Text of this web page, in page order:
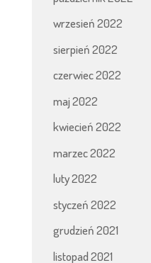
wrzesień 2022
sierpień 2022
czerwiec 2022
maj 2022
kwiecień 2022
marzec 2022
luty 2022
styczeń 2022
grudzień 2021
listopad 2021